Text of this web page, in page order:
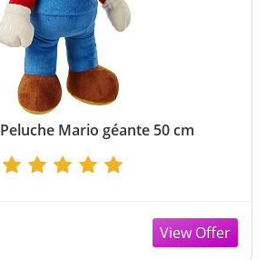
Mario géante 50 cm